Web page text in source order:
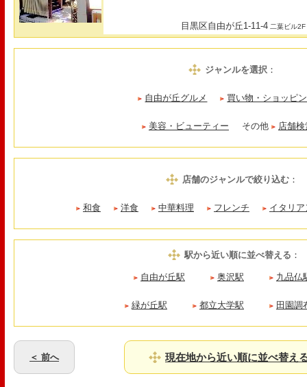
目黒区自由が丘1-11-4 二葉ビル2F
ジャンルを選択：
自由が丘グルメ 買い物・ショッピ
美容・ビューティー その他 店舗
店舗のジャンルで絞り込む ：
和食 洋食 中華料理 フレンチ イタリア
駅から近い順に並べ替える ：
自由が丘駅 奥沢駅 九品仏
緑が丘駅 都立大学駅 田園調
＜ 前へ 現在地から近い順に並べ替え